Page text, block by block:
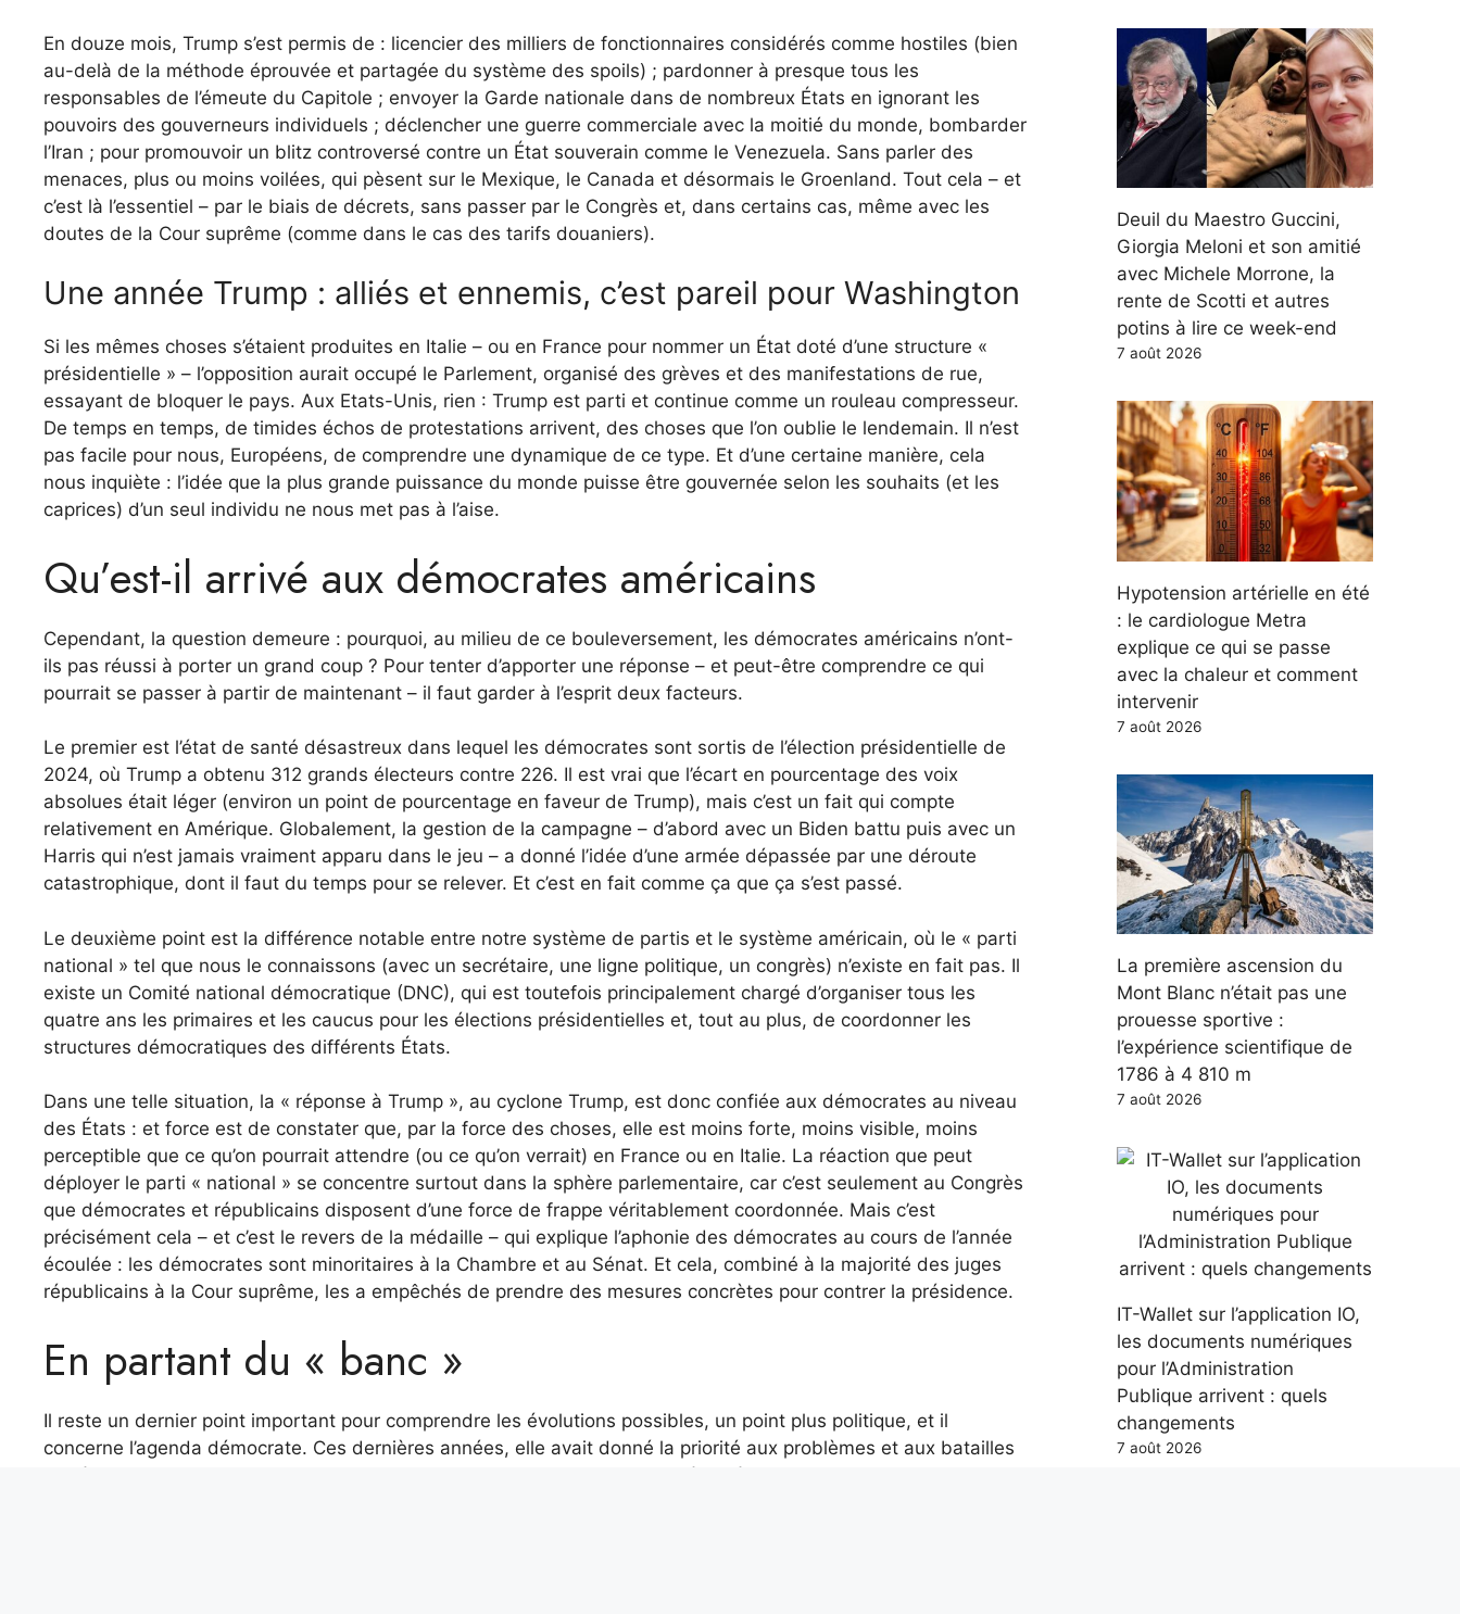
En douze mois, Trump s’est permis de : licencier des milliers de fonctionnaires considérés comme hostiles (bien
au-delà de la méthode éprouvée et partagée du système des spoils) ; pardonner à presque tous les
responsables de l’émeute du Capitole ; envoyer la Garde nationale dans de nombreux États en ignorant les
pouvoirs des gouverneurs individuels ; déclencher une guerre commerciale avec la moitié du monde, bombarder
l’Iran ; pour promouvoir un blitz controversé contre un État souverain comme le Venezuela. Sans parler des
menaces, plus ou moins voilées, qui pèsent sur le Mexique, le Canada et désormais le Groenland. Tout cela – et
c’est là l’essentiel – par le biais de décrets, sans passer par le Congrès et, dans certains cas, même avec les
doutes de la Cour suprême (comme dans le cas des tarifs douaniers).
Une année Trump : alliés et ennemis, c’est pareil pour Washington
Si les mêmes choses s’étaient produites en Italie – ou en France pour nommer un État doté d’une structure «
présidentielle » – l’opposition aurait occupé le Parlement, organisé des grèves et des manifestations de rue,
essayant de bloquer le pays. Aux Etats-Unis, rien : Trump est parti et continue comme un rouleau compresseur.
De temps en temps, de timides échos de protestations arrivent, des choses que l’on oublie le lendemain. Il n’est
pas facile pour nous, Européens, de comprendre une dynamique de ce type. Et d’une certaine manière, cela
nous inquiète : l’idée que la plus grande puissance du monde puisse être gouvernée selon les souhaits (et les
caprices) d’un seul individu ne nous met pas à l’aise.
Qu’est-il arrivé aux démocrates américains
Cependant, la question demeure : pourquoi, au milieu de ce bouleversement, les démocrates américains n’ont-
ils pas réussi à porter un grand coup ? Pour tenter d’apporter une réponse – et peut-être comprendre ce qui
pourrait se passer à partir de maintenant – il faut garder à l’esprit deux facteurs.
Le premier est l’état de santé désastreux dans lequel les démocrates sont sortis de l’élection présidentielle de
2024, où Trump a obtenu 312 grands électeurs contre 226. Il est vrai que l’écart en pourcentage des voix
absolues était léger (environ un point de pourcentage en faveur de Trump), mais c’est un fait qui compte
relativement en Amérique. Globalement, la gestion de la campagne – d’abord avec un Biden battu puis avec un
Harris qui n’est jamais vraiment apparu dans le jeu – a donné l’idée d’une armée dépassée par une déroute
catastrophique, dont il faut du temps pour se relever. Et c’est en fait comme ça que ça s’est passé.
Le deuxième point est la différence notable entre notre système de partis et le système américain, où le « parti
national » tel que nous le connaissons (avec un secrétaire, une ligne politique, un congrès) n’existe en fait pas. Il
existe un Comité national démocratique (DNC), qui est toutefois principalement chargé d’organiser tous les
quatre ans les primaires et les caucus pour les élections présidentielles et, tout au plus, de coordonner les
structures démocratiques des différents États.
Dans une telle situation, la « réponse à Trump », au cyclone Trump, est donc confiée aux démocrates au niveau
des États : et force est de constater que, par la force des choses, elle est moins forte, moins visible, moins
perceptible que ce qu’on pourrait attendre (ou ce qu’on verrait) en France ou en Italie. La réaction que peut
déployer le parti « national » se concentre surtout dans la sphère parlementaire, car c’est seulement au Congrès
que démocrates et républicains disposent d’une force de frappe véritablement coordonnée. Mais c’est
précisément cela – et c’est le revers de la médaille – qui explique l’aphonie des démocrates au cours de l’année
écoulée : les démocrates sont minoritaires à la Chambre et au Sénat. Et cela, combiné à la majorité des juges
républicains à la Cour suprême, les a empêchés de prendre des mesures concrètes pour contrer la présidence.
En partant du « banc »
Il reste un dernier point important pour comprendre les évolutions possibles, un point plus politique, et il
concerne l’agenda démocrate. Ces dernières années, elle avait donné la priorité aux problèmes et aux batailles
de l’éveil, et c’est pour cette raison que de nombreux analystes l’avaient désignée comme l’une des causes de la
Deuil du Maestro Guccini,
Giorgia Meloni et son amitié
avec Michele Morrone, la
rente de Scotti et autres
potins à lire ce week-end
7 août 2026
Hypotension artérielle en été
: le cardiologue Metra
explique ce qui se passe
avec la chaleur et comment
intervenir
7 août 2026
La première ascension du
Mont Blanc n’était pas une
prouesse sportive :
l’expérience scientifique de
1786 à 4 810 m
7 août 2026
IT-Wallet sur l’application IO,
les documents numériques
pour l’Administration
Publique arrivent : quels
changements
7 août 2026